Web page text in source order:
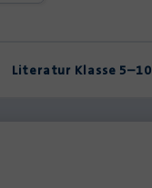
Literatur Klasse 5–10